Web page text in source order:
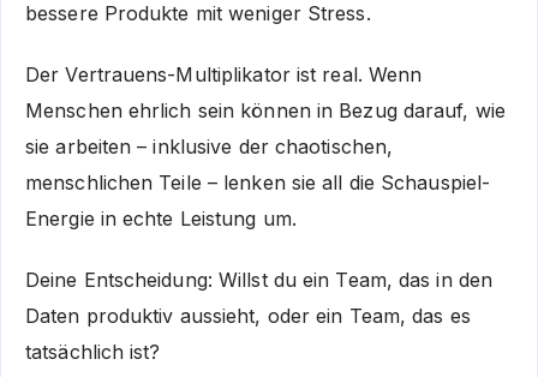
bessere Produkte mit weniger Stress.
Der Vertrauens-Multiplikator ist real. Wenn
Menschen ehrlich sein können in Bezug darauf, wie
sie arbeiten – inklusive der chaotischen,
menschlichen Teile – lenken sie all die Schauspiel-
Energie in echte Leistung um.
Deine Entscheidung: Willst du ein Team, das in den
Daten produktiv aussieht, oder ein Team, das es
tatsächlich ist?